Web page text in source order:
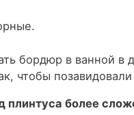
плинтуса более